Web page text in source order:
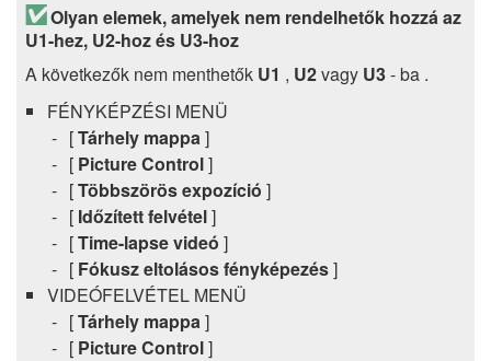
Olyan elemek, amelyek nem rendelhetők hozzá az
U1-hez, U2-hoz és U3-hoz
A következők nem menthetők U1 , U2vagy U3- ba .
FÉNYKÉPZÉSI MENÜ
[Tárhely mappa]
[ Picture Control]
[Többszörös expozíció ]
[ Időzített felvétel]
[Time-lapse videó ]
[ Fókusz eltolásos fényképezés]
VIDEÓFELVÉTEL MENÜ
[Tárhely mappa]
[ Picture Control]